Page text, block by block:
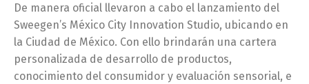
De manera oficial llevaron a cabo el lanzamiento del
Sweegen’s México City Innovation Studio, ubicando en
la Ciudad de México. Con ello brindarán una cartera
personalizada de desarrollo de productos,
conocimiento del consumidor y evaluación sensorial, e